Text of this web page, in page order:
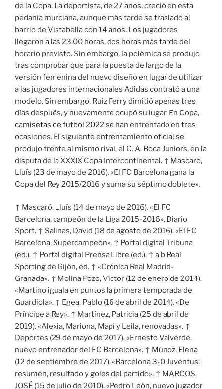
de la Copa. La deportista, de 27 años, creció en esta
pedanía murciana, aunque más tarde se trasladó al
barrio de Vistabella con 14 años. Los jugadores
llegaron a las 23.00 horas, dos horas más tarde del
horario previsto. Sin embargo, la polémica se produjo
tras comprobar que para la puesta de largo de la
versión femenina del nuevo diseño en lugar de utilizar
a las jugadores internacionales Adidas contrató a una
modelo. Sin embargo, Ruiz Ferry dimitió apenas tres
días después, y nuevamente ocupó su lugar. En Copa,
camisetas de futbol 2022se han enfrentado en tres
ocasiones. El siguiente enfrentamiento oficial se
produjo frente al mismo rival, el C. A. Boca Juniors, en la
disputa de la XXXIX Copa Intercontinental. ↑ Mascaró,
Lluís (23 de mayo de 2016). «El FC Barcelona gana la
Copa del Rey 2015/2016 y suma su séptimo doblete».
↑ Mascaró, Lluís (14 de mayo de 2016). «El FC
Barcelona, campeón de la Liga 2015-2016». Diario
Sport. ↑ Salinas, David (18 de agosto de 2016). «El FC
Barcelona, Supercampeón». ↑ Portal digital Tribuna
(ed.). ↑ Portal digital Prensa Libre (ed.). ↑ a b Real
Sporting de Gijón, ed. ↑ «Crónica Real Madrid-
Granada». ↑ Molina Pozo, Víctor (12 de enero de 2014).
«Martino iguala en puntos la primera temporada de
Guardiola». ↑ Egea, Pablo (16 de abril de 2014). «De
Príncipe a Rey». ↑ Martínez, Patricia (25 de abril de
2019). «Alexia, Mariona, Mapi y Leila, renovadas». ↑
Deportes (29 de mayo de 2017). «Ernesto Valverde,
nuevo entrenador del FC Barcelona». ↑ Múñoz, Elena
(12 de septiembre de 2017). «Barcelona 3-0 Juventus:
resumen, resultado y goles del partido». ↑ MARCOS,
JOSÉ (15 de julio de 2010). «Pedro León, nuevo jugador